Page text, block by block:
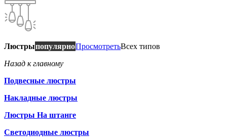
ЛюстрыпопулярноПросмотретьВсех типов
Назад к главному
Подвесные люстры
Накладные люстры
Люстры На штанге
Светодиодные люстры